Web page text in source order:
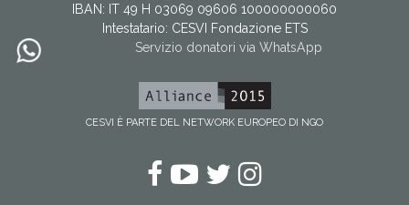
IBAN: IT 49 H 03069 09606 100000000060
Intestatario: CESVI Fondazione ETS
Servizio donatori via WhatsApp
CESVI È PARTE DEL NETWORK EUROPEO DI NGO
Facebook
YouTube
Twitter
Instagram